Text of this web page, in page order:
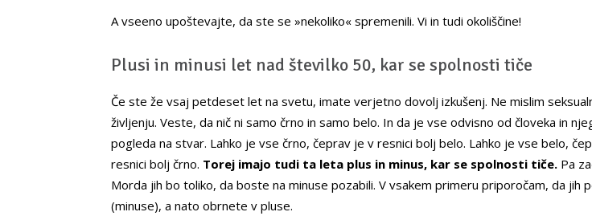
A vseeno upoštevajte, da ste se »nekoliko« spremenili. Vi in tudi okoliščine!
Plusi in minusi let nad številko 50, kar se spolnosti tiče
Če ste že vsaj petdeset let na svetu, imate verjetno dovolj izkušenj. Ne mislim
življenju. Veste, da nič ni samo črno in samo belo. In da je vse odvisno od človeka in
pogleda na stvar. Lahko je vse črno, čeprav je v resnici bolj belo. Lahko je vse belo,
resnici bolj črno. Torej imajo tudi ta leta plus in minus, kar se spolnosti tiče. Pa
Morda jih bo toliko, da boste na minuse pozabili. V vsakem primeru priporočam, da jih
(minuse), a nato obrnete v pluse.